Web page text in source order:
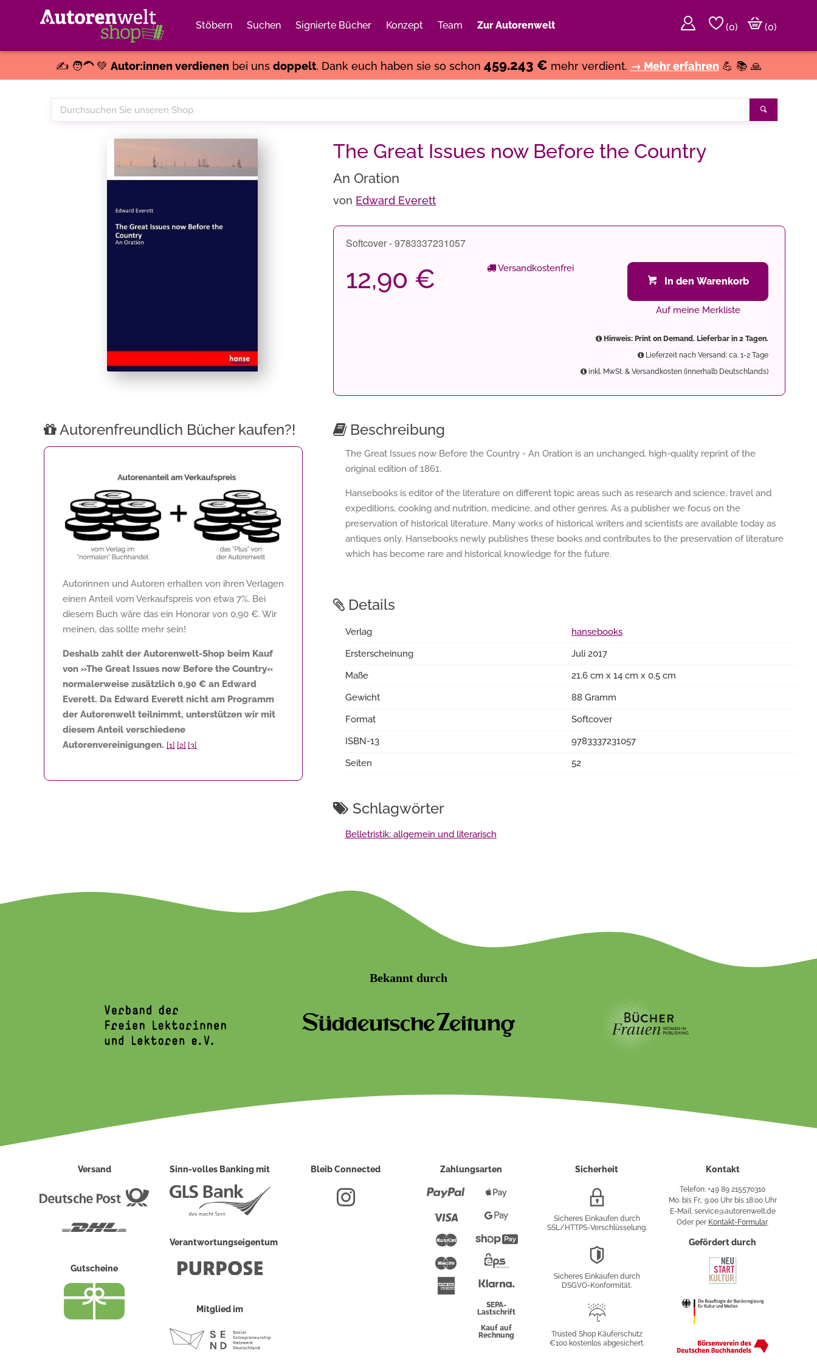
Stöbern Suchen Signierte Bücher Konzept Team Zur Autorenwelt (0)
(0)
✍️ 🧑‍🦱 💚 Autor:innen verdienenbei uns doppelt. Dank euch haben sie so schon 459.243 € mehr verdient. → Mehr erfahren 💪 📚 🙏
Durchsuchen
Sie
The Great Issues now Before the Country
An Oration
von Edward Everett
Softcover - 9783337231057
12,90 € Versandkostenfrei
In den Warenkorb
Auf meine Merkliste
Hinweis: Print on Demand. Lieferbar in 2 Tagen.
Lieferzeit nach Versand: ca. 1-2 Tage
inkl. MwSt. & Versandkosten (innerhalb Deutschlands)
Autorenfreundlich Bücher kaufen?!
Autorinnen und Autoren erhalten von ihren Verlagen
einen Anteil vom Verkaufspreis von etwa 7%. Bei
diesem Buch wäre das ein Honorar von 0,90 €. Wir
meinen, das sollte mehr sein!
Deshalb zahlt der Autorenwelt-Shop beim Kauf
von »The Great Issues now Before the Country«
normalerweise zusätzlich 0,90 € an Edward
Everett. Da Edward Everett nicht am Programm
der Autorenwelt teilnimmt, unterstützen wir mit
diesem Anteil verschiedene
Autorenvereinigungen. [1] [2] [3]
Beschreibung
The Great Issues now Before the Country - An Oration is an unchanged, high-quality reprint of the
original edition of 1861.
Hansebooks is editor of the literature on different topic areas such as research and science, travel and
expeditions, cooking and nutrition, medicine, and other genres. As a publisher we focus on the
preservation of historical literature. Many works of historical writers and scientists are available today as
antiques only. Hansebooks newly publishes these books and contributes to the preservation of literature
which has become rare and historical knowledge for the future.
Details
Verlag
hansebooks
Ersterscheinung
Juli 2017
Maße
21.6 cm x 14 cm x 0.5 cm
Gewicht
88 Gramm
Format
Softcover
ISBN-13
9783337231057
Seiten
52
Schlagwörter
Belletristik: allgemein und literarisch
Bekannt durch
Versand
Deutsche
Gutscheine
Sinn-volles Banking mit
Verantwortungseigentum
Mitglied im
Bleib Connected Zahlungsarten
Paypal
Mastercard
Maestro
American
Express
Pay
PayShopify
Überweisung
SEPA-
Lastschrift
Kauf auf
Rechnung
Sicherheit
Verschlüsselung
Sicheres Einkaufen durch
SSL/HTTPS-Verschlüsselung.
Sicheres Einkaufen durch
DSGVO-Konformität.
Käuferschutz
Trusted Shop Käuferschutz
€100 kostenlos abgesichert.
Kontakt
Telefon: +49 89 215570310
Mo. bis Fr., 9:00 Uhr bis 18:00 Uhr
E-Mail: service@autorenwelt.de
Oder per Kontakt-Formular.
Gefördert durch